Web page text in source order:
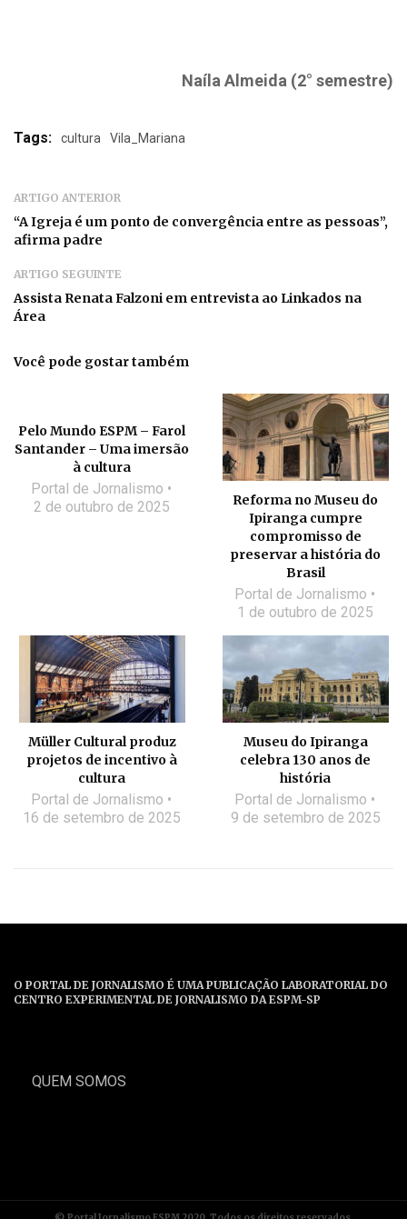
Naíla Almeida (2° semestre)
Tags: cultura Vila_Mariana
ARTIGO ANTERIOR
“A Igreja é um ponto de convergência entre as pessoas”,
afirma padre
ARTIGO SEGUINTE
Assista Renata Falzoni em entrevista ao Linkados na
Área
Você pode gostar também
Pelo Mundo ESPM – Farol
Santander – Uma imersão
à cultura
Portal de Jornalismo
2 de outubro de 2025
Reforma no Museu do
Ipiranga cumpre
compromisso de
preservar a história do
Brasil
Portal de Jornalismo
1 de outubro de 2025
Müller Cultural produz
projetos de incentivo à
cultura
Portal de Jornalismo
16 de setembro de 2025
Museu do Ipiranga
celebra 130 anos de
história
Portal de Jornalismo
9 de setembro de 2025
O PORTAL DE JORNALISMO É UMA PUBLICAÇÃO LABORATORIAL DO
CENTRO EXPERIMENTAL DE JORNALISMO DA ESPM-SP
QUEM SOMOS